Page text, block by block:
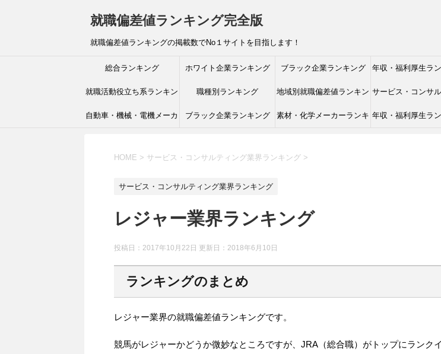
就職偏差値ランキング完全版
就職偏差値ランキングの掲載数でNo１サイトを目指します！
総合ランキング ホワイト企業ランキング ブラック企業ランキング 年収・福利厚生ラ
就職活動役立ち系ランキン
グ
職種別ランキング 地域別就職偏差値ランキン
グ
サービス・コンサ
グ業界ランキ
自動車・機械・電機メーカ ブラック企業ランキング 素材・化学メーカーランキ 年収・福利厚生ラ
HOME > サービス・コンサルティング業界ランキング >
サービス・コンサルティング業界ランキング
レジャー業界ランキング
投稿日：2017年10月22日 更新日： 2018年6月10日
ランキングのまとめ
レジャー業界の就職偏差値ランキングです。
競馬がレジャーかどうか微妙なところですが、JRA（総合職）がトップにランク